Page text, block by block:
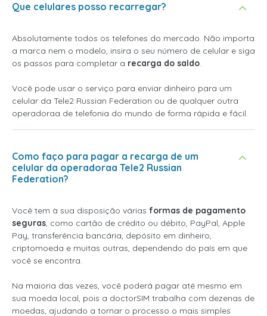
Que celulares posso recarregar?
Absolutamente todos os telefones do mercado. Não importa
a marca nem o modelo, insira o seu número de celular e siga
os passos para completar a recarga do saldo.
Você pode usar o serviço para enviar dinheiro para um
celular da Tele2 Russian Federation ou de qualquer outra
operadoraa de telefonia do mundo de forma rápida e fácil.
Como faço para pagar a recarga de um
celular da operadoraa Tele2 Russian
Federation?
Você tem à sua disposição várias formas de pagamento
seguras, como cartão de crédito ou débito, PayPal, Apple
Pay, transferência bancária, depósito em dinheiro,
criptomoeda e muitas outras, dependendo do país em que
você se encontra.
Na maioria das vezes, você poderá pagar até mesmo em
sua moeda local, pois a doctorSIM trabalha com dezenas de
moedas, ajudando a tornar o processo o mais simples